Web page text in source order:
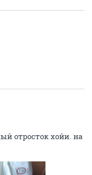
отросток хойи. на